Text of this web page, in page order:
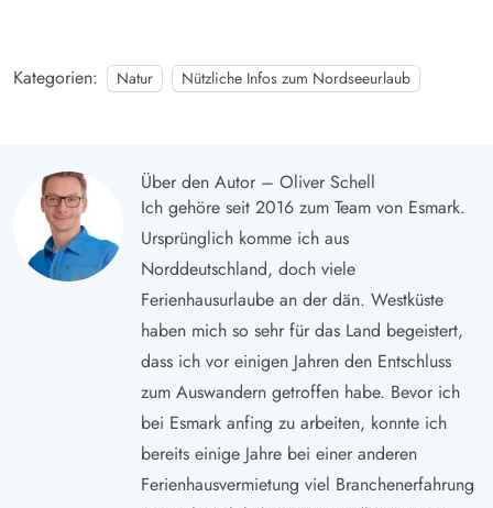
Kategorien: Natur Nützliche Infos zum Nordseeurlaub
Über den Autor – Oliver Schell
Ich gehöre seit 2016 zum Team von Esmark.
Ursprünglich komme ich aus
Norddeutschland, doch viele
Ferienhausurlaube an der dän. Westküste
haben mich so sehr für das Land begeistert,
dass ich vor einigen Jahren den Entschluss
zum Auswandern getroffen habe. Bevor ich
bei Esmark anfing zu arbeiten, konnte ich
bereits einige Jahre bei einer anderen
Ferienhausvermietung viel Branchenerfahrung